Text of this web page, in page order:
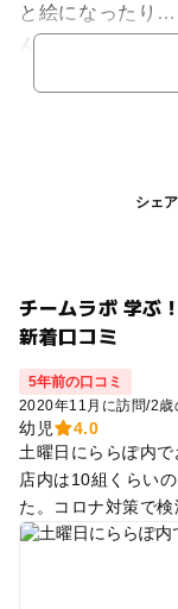
と絵になったり
んでいました...
シェ
チームラボ 学ぶ
新着口コミ
5年前の口コミ
2020年11月に訪問/2歳
幼児
4.0
土曜日にららぽ内
店内は10組くらい
た。コロナ対策で
めに連絡先の記入